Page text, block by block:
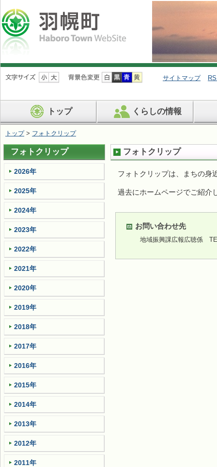
ナ
ビ
ン
を
ば
す
サイトマップ
トップ くらしの情報
トップ> フォトクリップ
フォトクリップ
フォトクリップは、まちの身
過去にホームページでご紹介
お問い合わせ先
地域振興課広報広聴係
フォトクリップ
2026年
2025年
2024年
2023年
2022年
2021年
2020年
2019年
2018年
2017年
2016年
2015年
2014年
2013年
2012年
2011年